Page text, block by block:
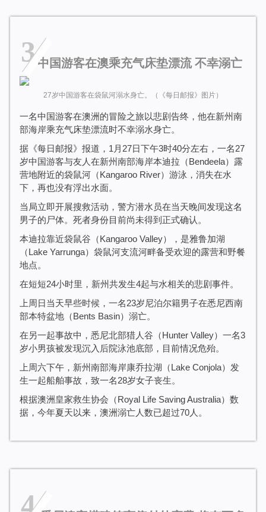
3中国游客在澳乘充气床垫漂流 不幸溺亡
27岁中国游客在袋鼠河溺水身亡。（《每日邮报》图片）
一名中国游客在澳洲的冒险之旅以悲剧告终，他在新州南
部海岸乘充气床垫漂流时不幸溺水身亡。
据《每日邮报》报道，1月27日下午3时40分左右，一名27
岁中国游客与友人在新州南部海岸本迪拉（Bendeela）露
营地附近的袋鼠河（Kangaroo River）游泳，消失在水
下，再也没有浮出水面。
当局立即开展搜救活动，警方潜水员在当天晚间发现这名
男子的尸体。死者身份目前尚未得到正式确认。
本迪拉靠近袋鼠谷（Kangaroo Valley），是雅鲁加湖
（Lake Yarrunga）袋鼠河支流河畔备受欢迎的露营和野餐
地点。
在短短24小时里，新州共发生4起与水相关的悲剧事件。
上周日当天早些时候，一名23岁尼泊尔籍男子在悉尼西南
部本特盆地（Bents Basin）溺亡。
在另一起事故中，悉尼北部猎人谷（Hunter Valley）一名3
岁小男孩被发现沉入后院泳池底部，目前情况危殆。
上周六下午，新州南部海岸康乔拉湖（Lake Conjola）发
生一起船舶事故，致一名28岁女子丧生。
根据澳洲皇家救生协会（Royal Life Saving Australia）数
据，今年夏天以来，澳洲溺亡人数已超过70人。
4